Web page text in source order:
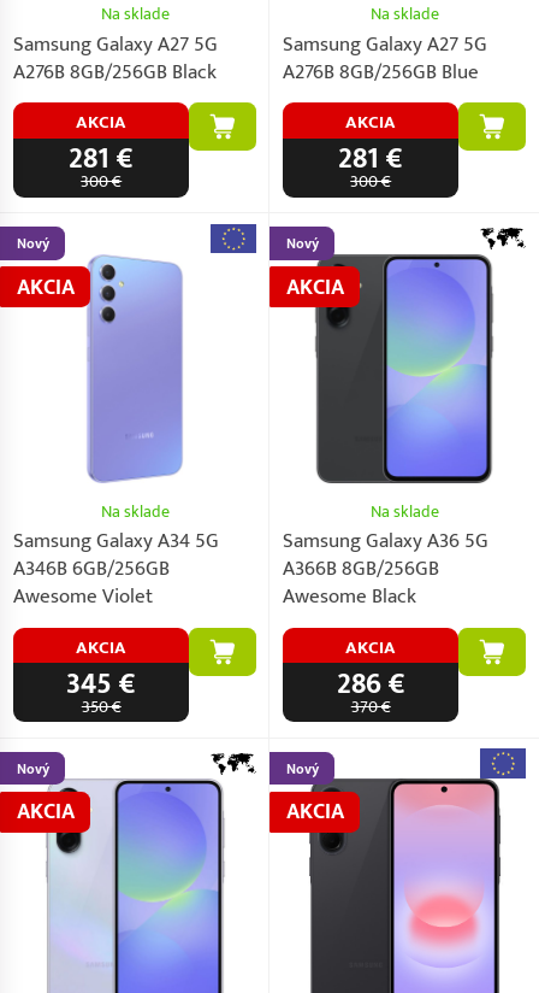
Na sklade
Samsung Galaxy A27 5G
A276B 8GB/256GB Black
AKCIA
281 €
300 €
Na sklade
Samsung Galaxy A27 5G
A276B 8GB/256GB Blue
AKCIA
281 €
300 €
Nový
AKCIA
Na sklade
Samsung Galaxy A34 5G
A346B 6GB/256GB
Awesome Violet
AKCIA
345 €
350 €
Nový
AKCIA
Na sklade
Samsung Galaxy A36 5G
A366B 8GB/256GB
Awesome Black
AKCIA
286 €
370 €
Nový
AKCIA
Nový
AKCIA